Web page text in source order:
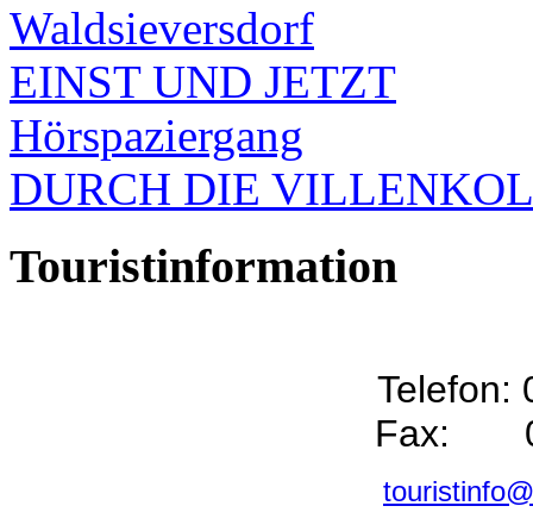
Waldsieversdorf
EINST UND JETZT
Hörspaziergang
DURCH DIE
Touristinformation
Telefon:
Fax: